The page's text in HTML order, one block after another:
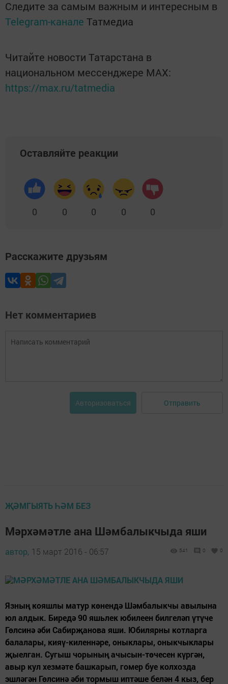
Следите за самым важным и интересным в
Telegram-канале Татмедиа
Читайте новости Татарстана в
национальном мессенджере MАХ:
https://max.ru/tatmedia
Оставляйте реакции
0 0 0 0 0
Расскажите друзьям
Нет комментариев
Авторизоваться Отправить
ҖӘМГЫЯТЬ ҺӘМ БЕЗ
Мәрхәмәтле ана Шәмбалыкчыда яши
автор, 15 март 2016 - 06:57 541 0 0
Язның кояшлы матур көнендә Шәмбалыкчы авылына
юл алдык. Биредә 90 яшьлек юбилеен билгеләп үтүче
Гөлсинә әби Сабирҗанова яши. Юбилярны котларга
балалары, кияү-киленнәре, оныклары, оныкчыклары
җыелган. Сугыш чорының ачысын-төчесен күргән,
авыр кул хезмәте башкарып, гомер буе колхозда
эшләгән Гөлсинә әби тормыш иптәше белән 4 кыз, бер